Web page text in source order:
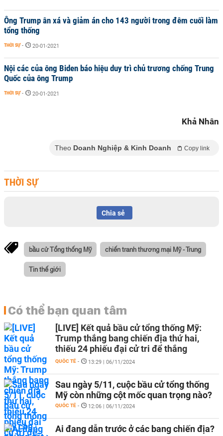
Ông Trump ân xá và giảm án cho 143 người trong đêm cuối làm
tổng thống
THỜI SỰ - 20-01-2021
Nội các của ông Biden báo hiệu duy trì chủ trương chống Trung
Quốc của ông Trump
THỜI SỰ - 20-01-2021
Khả Nhân
Theo Doanh Nghiệp & Kinh Doanh Copy link
THỜI SỰ
Chia sẻ
bầu cử Tổng thống Mỹ chiến tranh thương mại Mỹ - Trung
Tin thế giới
Có thể bạn quan tâm
[LIVE] Kết quả bầu cử tổng thống Mỹ:
Trump thắng bang chiến địa thứ hai,
thiếu 24 phiếu đại cử tri để thắng
QUỐC TẾ - 13:29 | 06/11/2024
Sau ngày 5/11, cuộc bầu cử tổng thống
Mỹ còn những cột mốc quan trọng nào?
QUỐC TẾ - 12:06 | 06/11/2024
Ai đang dẫn trước ở các bang chiến địa?